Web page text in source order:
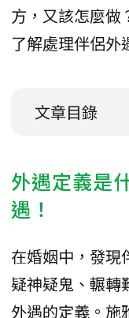
方，又該怎麼做
了解處理伴侶外
文章目錄
外遇定義是
遇！
在婚姻中，發現
疑神疑鬼、輾轉
外遇的定義。施